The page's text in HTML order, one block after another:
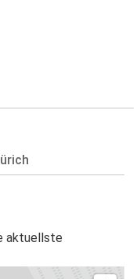
aktuellste